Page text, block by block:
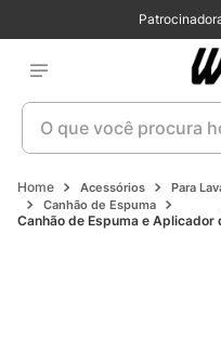
O que você procura hoje?
Acessórios
Para
Canhão de Espuma
Canhão de Espuma e Aplicador